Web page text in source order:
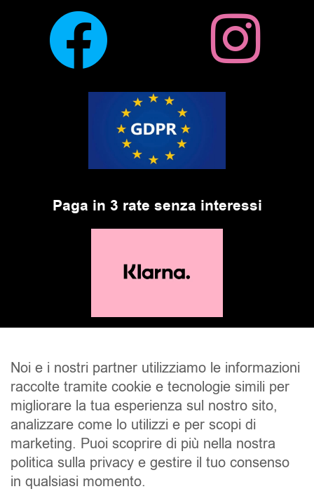
Paga in 3 rate senza interessi
SALDI UOMO DONNA UNISEX
Noi e i nostri partner utilizziamo le informazioni
raccolte tramite cookie e tecnologie simili per
migliorare la tua esperienza sul nostro sito,
analizzare come lo utilizzi e per scopi di
marketing. Puoi scoprire di più nella nostra
politica sulla privacy e gestire il tuo consenso
in qualsiasi momento.